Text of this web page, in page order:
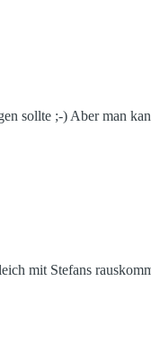
sollte ;-) Aber man
mit Stefans